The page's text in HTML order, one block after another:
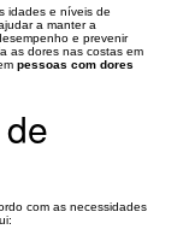
idades e níveis de
a manter a
e prevenir
as dores nas costas em
pessoas com dores
com as necessidades